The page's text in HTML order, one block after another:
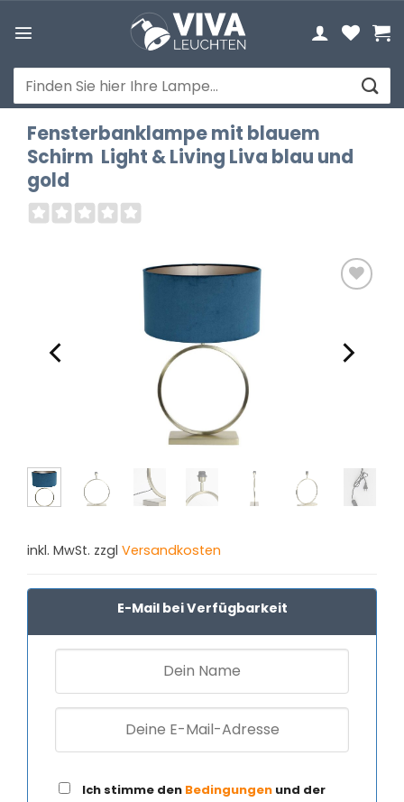
Inhalt
Suchen
nach:
Fensterbanklampe mit blauem
Schirm Light & Living Liva blau und
gold
inkl. MwSt. zzgl Versandkosten
E-Mail bei Verfügbarkeit
Ich stimme den Bedingungen und der